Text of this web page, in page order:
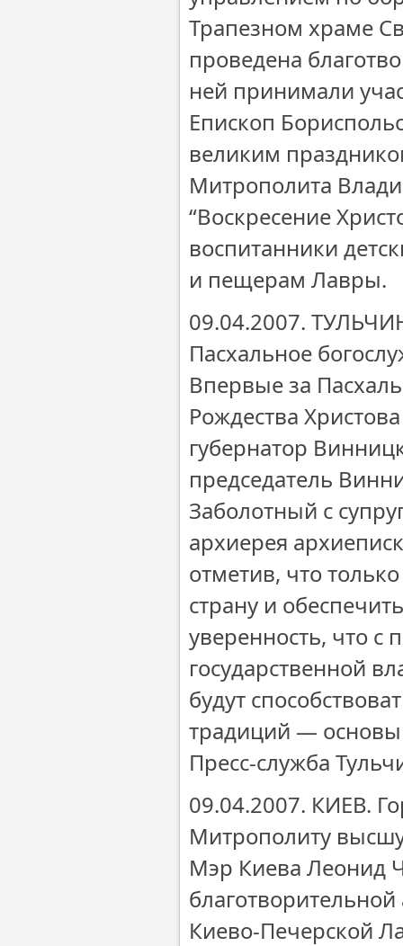
Трапезном храме
проведена
ней принимали
Епископ
великим
Митрополита
“Воскресение
воспитанники
и пещерам Лавры.
09.04.2007.
Пасхальное
Впервые за
Рождества
губернатор
председатель
Заболотный с
архиерея
отметив, что
страну и
уверенность, что
государственной
будут
традиций —
Пресс-служба
09.04.2007. КИЕВ.
Митрополиту
Мэр Киева Леонид
Киево-Печерской